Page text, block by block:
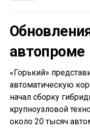
автопроме
«Горький»
автоматическую
начал сборку
крупноузловой
около 20 тысяч